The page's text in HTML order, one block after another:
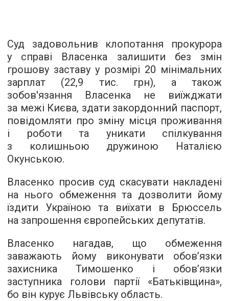
Суд задовольнив клопотання прокурора
у справі Власенка залишити без змін
грошову заставу у розмірі 20 мінімальних
зарплат (22,9 тис. грн), а також
зобов'язання Власенка не виїжджати
за межі Києва, здати закордонний паспорт,
повідомляти про зміну місця проживання
і роботи та уникати спілкування
з колишньою дружиною Наталією
Окунською.
Власенко просив суд скасувати накладені
на нього обмеження та дозволити йому
їздити Україною та виїхати в Брюссель
на запрошення європейських депутатів.
Власенко нагадав, що обмеження
заважають йому виконувати обов’язки
захисника Тимошенко і обов’язки
заступника голови партії «Батьківщина»,
бо він курує Львівську область.